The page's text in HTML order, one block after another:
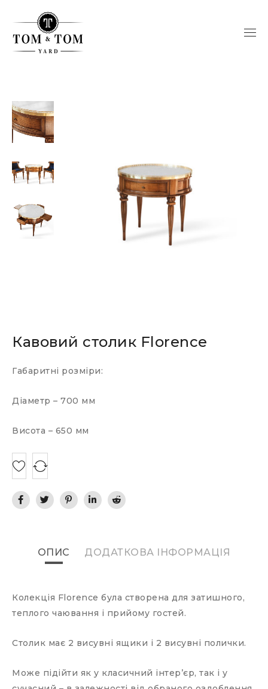
Кавовий столик Florence
Габаритні розміри:
Діаметр – 700 мм
Висота – 650 мм
ОПИС ДОДАТКОВА ІНФОРМАЦІЯ
Колекція Florence була створена для затишного,
теплого чаювання і прийому гостей.
Столик має 2 висувні ящики і 2 висувні полички.
Може підійти як у класичний інтерʼєр, так і у